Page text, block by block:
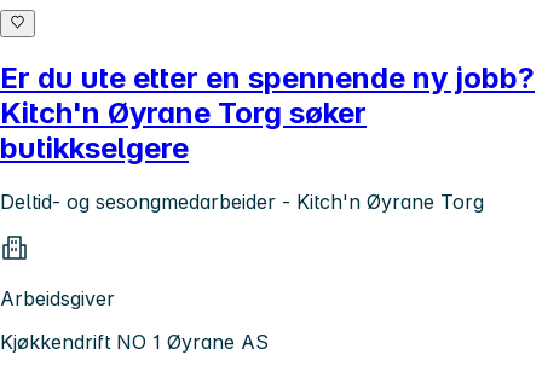
Er du ute etter en spennende ny jobb?
Kitch'n Øyrane Torg søker
butikkselgere
Deltid- og sesongmedarbeider - Kitch'n Øyrane Torg
Arbeidsgiver
Kjøkkendrift NO 1 Øyrane AS